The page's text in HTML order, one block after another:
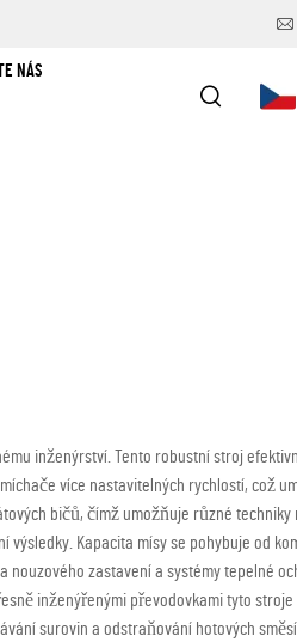
NÁS
inženýrství. Tento robustní stroj
více nastavitelných rychlostí, což
bičů, čímž umožňuje různé techniky
Kapacita mísy se pohybuje od
zastavení a systémy tepelné
inženýřenými převodovkami tyto
surovin a odstraňování hotových